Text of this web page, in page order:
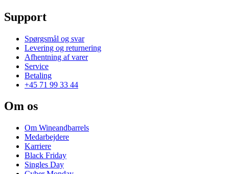
Support
Spørgsmål og svar
Levering og returnering
Afhentning af varer
Service
Betaling
+45 71 99 33 44
Om os
Om Wineandbarrels
Medarbejdere
Karriere
Black Friday
Singles Day